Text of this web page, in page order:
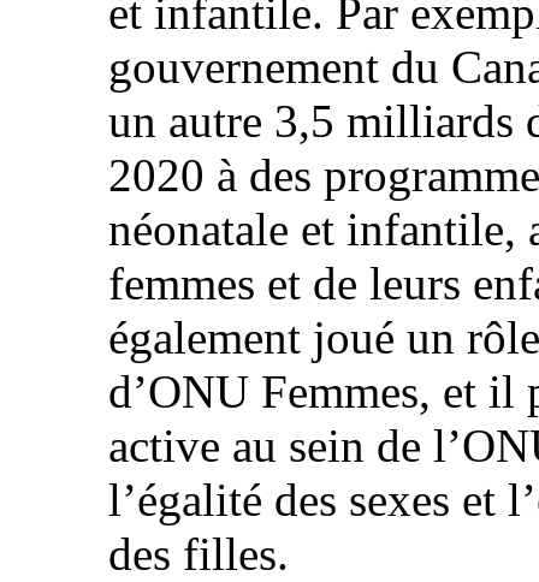
et infantile. Par
gouvernement du
un autre 3,5 milliards
2020 à des
néonatale et infantile,
femmes et de leurs
également joué un
d’ONU Femmes, et
active au sein de
l’égalité des sexes et
des filles.